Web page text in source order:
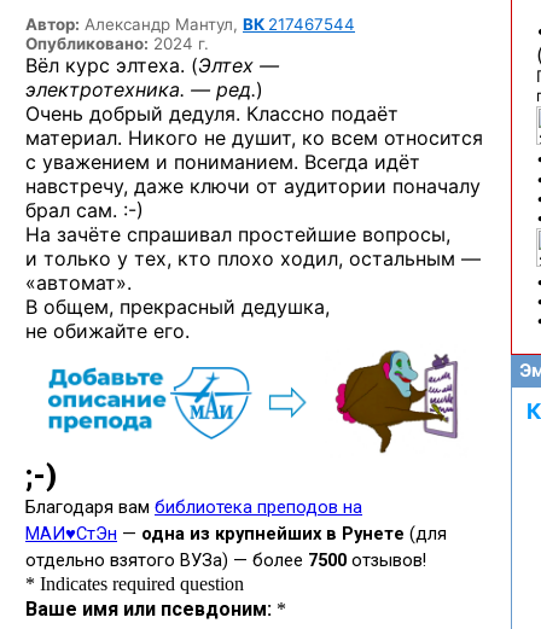
Автор: Александр Мантул, ВК 217467544
Опубликовано: 2024 г.
Вёл курс элтеха. (Элтех —
электротехника. — ред.)
Очень добрый дедуля. Классно подаёт
материал. Никого не душит, ко всем относится
с уважением и пониманием. Всегда идёт
навстречу, даже ключи от аудитории поначалу
брал сам. :-)
На зачёте спрашивал простейшие вопросы,
и только у тех, кто плохо ходил, остальным —
«автомат».
В общем, прекрасный дедушка,
не обижайте его.